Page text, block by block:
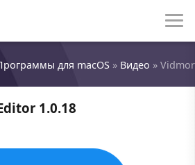
для macOS » Видео »
1.0.18